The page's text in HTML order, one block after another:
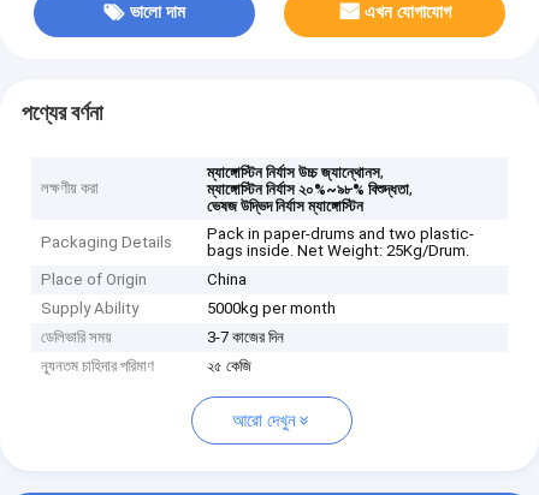
ভালো দাম এখন যোগাযোগ
পণ্যের বর্ণনা
লক্ষণীয় করা
ম্যাঙ্গোস্টিন নির্যাস উচ্চ জ্যান্থোনস,
ম্যাঙ্গোস্টিন নির্যাস ২০%~৯৮% বিশুদ্ধতা,
ভেষজ উদ্ভিদ নির্যাস ম্যাঙ্গোস্টিন
Packaging Details
Pack in paper-drums and two plastic-
bags inside. Net Weight: 25Kg/Drum.
Place of Origin
China
Supply Ability
5000kg per month
ডেলিভারি সময়
3-7 কাজের দিন
ন্যূনতম চাহিদার পরিমাণ
২৫ কেজি
আরো দেখুন